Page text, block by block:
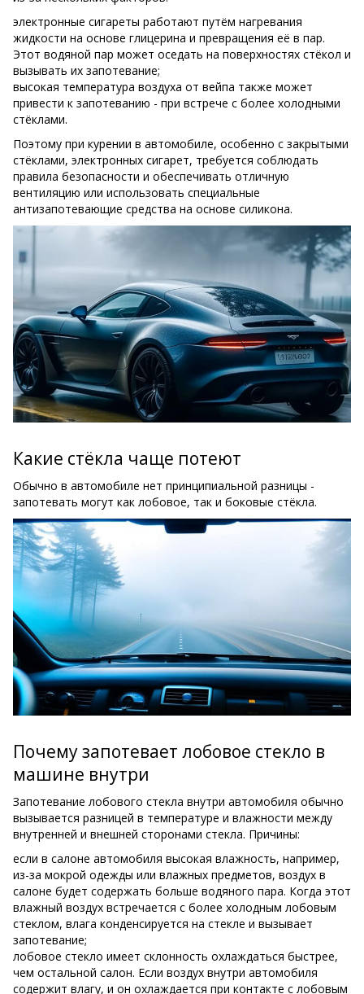
электронные сигареты работают путём нагревания
жидкости на основе глицерина и превращения её в пар.
Этот водяной пар может оседать на поверхностях стёкол и
вызывать их запотевание;
высокая температура воздуха от вейпа также может
привести к запотеванию - при встрече с более холодными
стёклами.
Поэтому при курении в автомобиле, особенно с закрытыми
стёклами, электронных сигарет, требуется соблюдать
правила безопасности и обеспечивать отличную
вентиляцию или использовать специальные
антизапотевающие средства на основе силикона.
Какие стёкла чаще потеют
Обычно в автомобиле нет принципиальной разницы -
запотевать могут как лобовое, так и боковые стёкла.
Почему запотевает лобовое стекло в
машине внутри
Запотевание лобового стекла внутри автомобиля обычно
вызывается разницей в температуре и влажности между
внутренней и внешней сторонами стекла. Причины:
если в салоне автомобиля высокая влажность, например,
из-за мокрой одежды или влажных предметов, воздух в
салоне будет содержать больше водяного пара. Когда этот
влажный воздух встречается с более холодным лобовым
стеклом, влага конденсируется на стекле и вызывает
запотевание;
лобовое стекло имеет склонность охлаждаться быстрее,
чем остальной салон. Если воздух внутри автомобиля
содержит влагу, и он охлаждается при контакте с лобовым